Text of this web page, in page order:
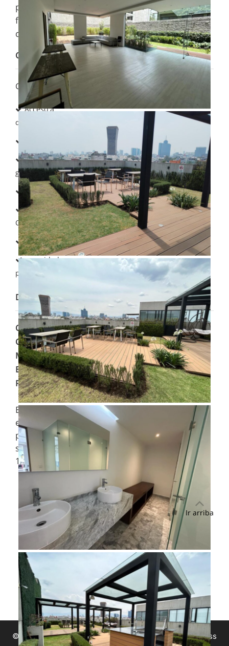
piedra, madera y cristal, generando un ambiente
fresco y natural, consiguiendo una ruptura en el
contexto.
Características
Características:
Acceso a
discapacitados
Caseta de
guardia
Elevador
Escuelas
Cercanas
gimnasio
seguridad
privada
Dirección
Calle:Amores
Colonia:Del Valle Norte
Municipio:Benito Juárez
Estado:Ciudad de México
País:México
Esta propiedad tipoDepartamento
se encuentra
en
Ventay publicado en Grines Inmobiliaria. Su
precio es de $ 5,500,000.00M y cuenta con las
siguientes características: 2 сuartos recámaras,
1.5 baños baños, terreno 90 m².
Ir arriba
© 2026 Grines Inmobiliaria• Creado conGeneratePress